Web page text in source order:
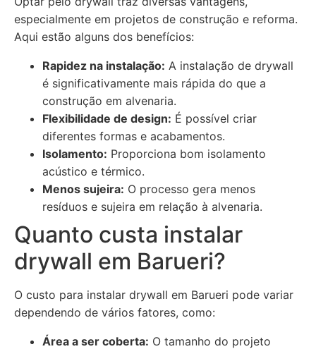
especialmente em projetos de construção e reforma.
Aqui estão alguns dos benefícios:
Rapidez na instalação: A instalação de drywall
é significativamente mais rápida do que a
construção em alvenaria.
Flexibilidade de design: É possível criar
diferentes formas e acabamentos.
Isolamento: Proporciona bom isolamento
acústico e térmico.
Menos sujeira: O processo gera menos
resíduos e sujeira em relação à alvenaria.
Quanto custa instalar
drywall em Barueri?
O custo para instalar drywall em Barueri pode variar
dependendo de vários fatores, como:
Área a ser coberta: O tamanho do projeto